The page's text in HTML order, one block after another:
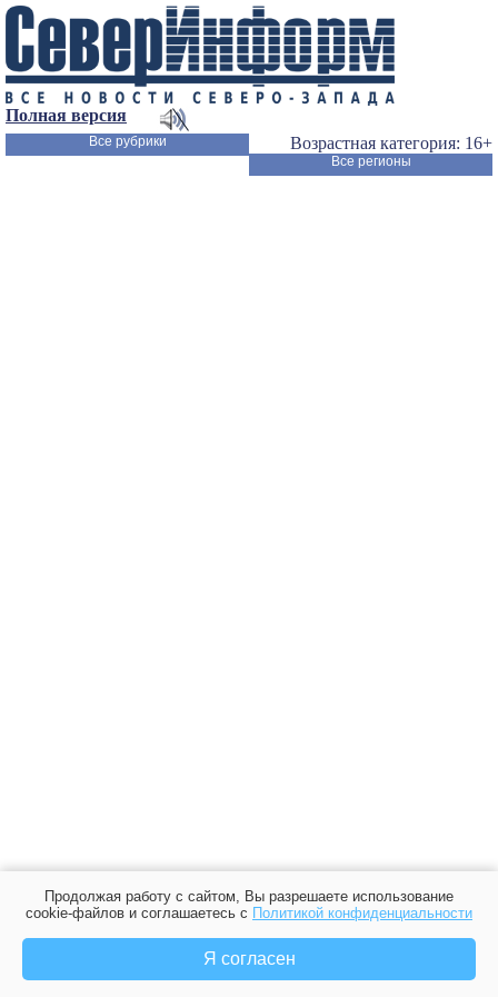
Полная версия
Возрастная категория: 16+
Все рубрики
Все регионы
Продолжая работу с сайтом, Вы разрешаете использование
cookie-файлов и соглашаетесь с Политикой конфиденциальности
Я согласен